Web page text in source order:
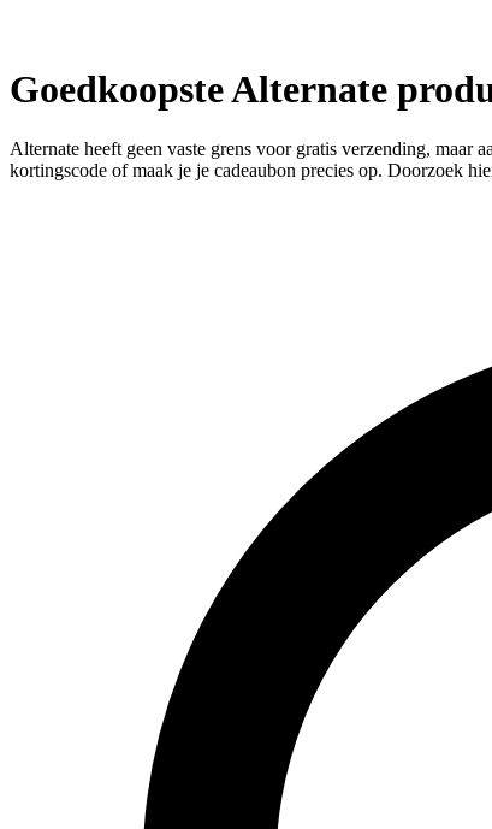
Goedkoopste Alternate
Alternate heeft geen vaste grens voor gratis verzending, maar
kortingscode of maak je je cadeaubon precies op. Doorzoek